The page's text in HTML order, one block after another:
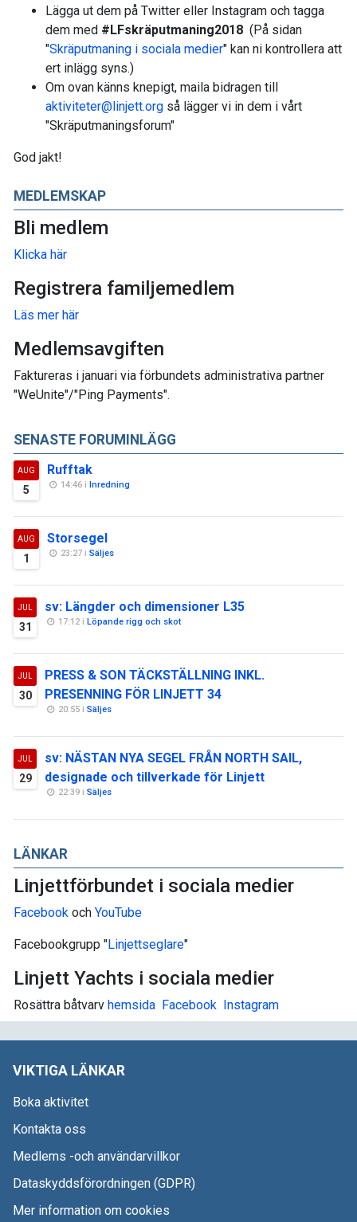
MEDLEMSKAP
Bli medlem
Klicka här
Registrera familjemedlem
Läs mer här
Medlemsavgiften
Faktureras i januari via förbundets administrativa partner
"WeUnite"/"Ping Payments".
SENASTE FORUMINLÄGG
AUG
5
Rufftak
14:46 iInredning
AUG
1
Storsegel
23:27 iSäljes
JUL
31
sv: Längder och dimensioner L35
17:12 iLöpande rigg och skot
JUL
30
PRESS & SON TÄCKSTÄLLNING INKL.
PRESENNING FÖR LINJETT 34
20:55 iSäljes
JUL
29
sv: NÄSTAN NYA SEGEL FRÅN NORTH SAIL,
designade och tillverkade för Linjett
22:39 iSäljes
Lägga ut dem på Twitter eller Instagram och tagga
dem med #LFskräputmaning2018 (På sidan
"Skräputmaning i sociala medier" kan ni kontrollera att
ert inlägg syns.)
Om ovan känns knepigt, maila bidragen till
aktiviteter@linjett.org så lägger vi in dem i vårt
"Skräputmaningsforum"
God jakt!
LÄNKAR
Linjettförbundet i sociala medier
Facebook och YouTube
Facebookgrupp "Linjettseglare"
Linjett Yachts i sociala medier
Rosättra båtvarv hemsida Facebook Instagram
VIKTIGA LÄNKAR
Boka aktivitet
Kontakta oss
Medlems -och användarvillkor
Dataskyddsförordningen (GDPR)
Mer information om cookies